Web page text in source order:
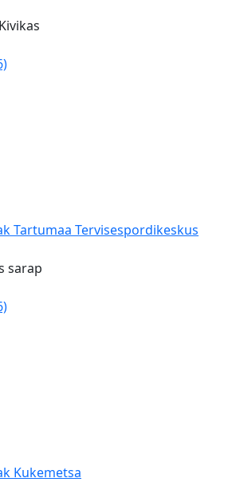
Tartumaa Tervisespordikeskus
sarap
Kukemetsa